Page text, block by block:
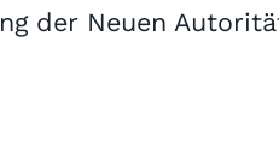
der Neuen